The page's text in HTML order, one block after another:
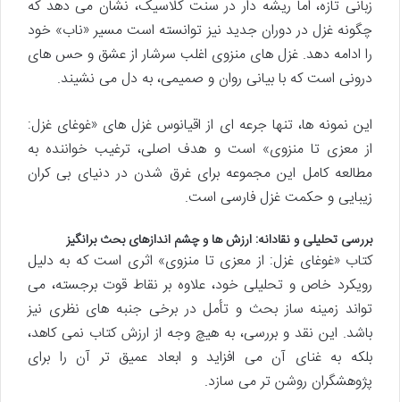
زبانی تازه، اما ریشه دار در سنت کلاسیک، نشان می دهد که
چگونه غزل در دوران جدید نیز توانسته است مسیر «ناب» خود
را ادامه دهد. غزل های منزوی اغلب سرشار از عشق و حس های
درونی است که با بیانی روان و صمیمی، به دل می نشیند.
این نمونه ها، تنها جرعه ای از اقیانوس غزل های «غوغای غزل:
از معزی تا منزوی» است و هدف اصلی، ترغیب خواننده به
مطالعه کامل این مجموعه برای غرق شدن در دنیای بی کران
زیبایی و حکمت غزل فارسی است.
بررسی تحلیلی و نقادانه: ارزش ها و چشم اندازهای بحث برانگیز
کتاب «غوغای غزل: از معزی تا منزوی» اثری است که به دلیل
رویکرد خاص و تحلیلی خود، علاوه بر نقاط قوت برجسته، می
تواند زمینه ساز بحث و تأمل در برخی جنبه های نظری نیز
باشد. این نقد و بررسی، به هیچ وجه از ارزش کتاب نمی کاهد،
بلکه به غنای آن می افزاید و ابعاد عمیق تر آن را برای
پژوهشگران روشن تر می سازد.